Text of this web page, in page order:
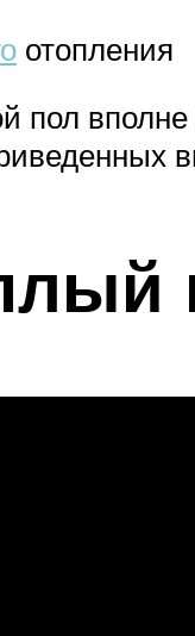
отопления
пол